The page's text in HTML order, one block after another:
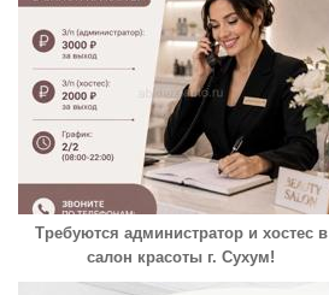
Требуются администратор и хостес в
салон красоты г. Сухум!